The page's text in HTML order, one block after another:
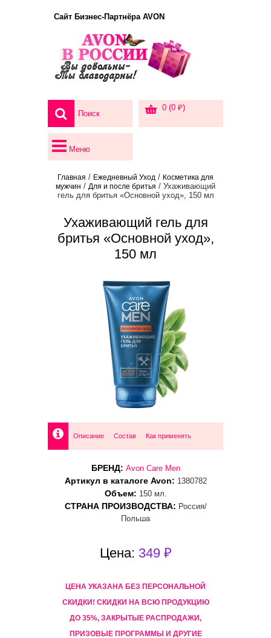
Сайт Бизнес-Партнёра AVON
0 (0 ₽)
Меню
Главная / Ежедневный Уход / Косметика для
мужчин / Для и после бритья / Ухаживающий
гель для бритья «Основной уход», 150 мл
Ухаживающий гель для
бритья «Основной уход»,
150 мл
Описание Состав Как применять
БРЕНД: Avon Care Men
Артикул в каталоге Avon: 1380782
Объем: 150 мл.
СТРАНА ПРОИЗВОДСТВА: Россия/
Польша
Цена: 349 ₽
ЦЕНА УКАЗАНА БЕЗ ПЕРСОНАЛЬНОЙ
СКИДКИ! CКИДКИ НА ВСЮ ПРОДУКЦИЮ
ДО 35%, ЗАКРЫТЫЕ РАСПРОДАЖИ,
ПРИЗОВЫЕ ПРОГРАММЫ И ДРУГИЕ